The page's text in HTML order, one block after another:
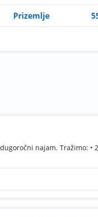
Prizemlje
najam. Tražimo: •